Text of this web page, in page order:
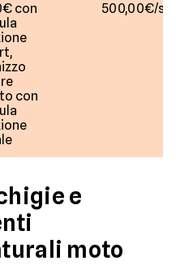
con
con
500,00€/
e
moto